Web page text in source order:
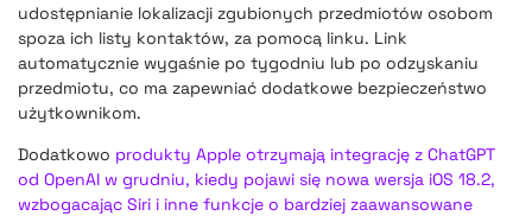
udostępnianie lokalizacji zgubionych przedmiotów osobom
spoza ich listy kontaktów, za pomocą linku. Link
automatycznie wygaśnie po tygodniu lub po odzyskaniu
przedmiotu, co ma zapewniać dodatkowe bezpieczeństwo
użytkownikom.
Dodatkowo produkty Apple otrzymają integrację z ChatGPT
od OpenAI w grudniu, kiedy pojawi się nowa wersja iOS 18.2,
wzbogacając Siri i inne funkcje o bardziej zaawansowane